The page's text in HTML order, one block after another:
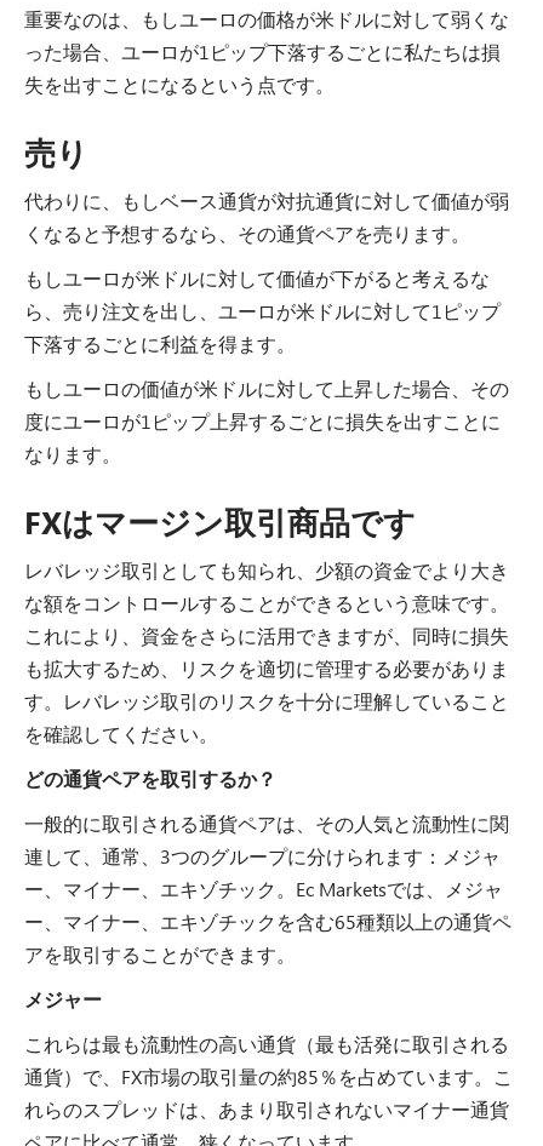
重要なのは、もしユーロの価格が米ドルに対して弱くな
った場合、ユーロが1ピップ下落するごとに私たちは損
失を出すことになるという点です。
売り
代わりに、もしベース通貨が対抗通貨に対して価値が弱
くなると予想するなら、その通貨ペアを売ります。
もしユーロが米ドルに対して価値が下がると考えるな
ら、売り注文を出し、ユーロが米ドルに対して1ピップ
下落するごとに利益を得ます。
もしユーロの価値が米ドルに対して上昇した場合、その
度にユーロが1ピップ上昇するごとに損失を出すことに
なります。
FXはマージン取引商品です
レバレッジ取引としても知られ、少額の資金でより大き
な額をコントロールすることができるという意味です。
これにより、資金をさらに活用できますが、同時に損失
も拡大するため、リスクを適切に管理する必要がありま
す。レバレッジ取引のリスクを十分に理解していること
を確認してください。
どの通貨ペアを取引するか？
一般的に取引される通貨ペアは、その人気と流動性に関
連して、通常、3つのグループに分けられます：メジャ
ー、マイナー、エキゾチック。Ec Marketsでは、メジャ
ー、マイナー、エキゾチックを含む65種類以上の通貨ペ
アを取引することができます。
メジャー
これらは最も流動性の高い通貨（最も活発に取引される
通貨）で、FX市場の取引量の約85％を占めています。こ
れらのスプレッドは、あまり取引されないマイナー通貨